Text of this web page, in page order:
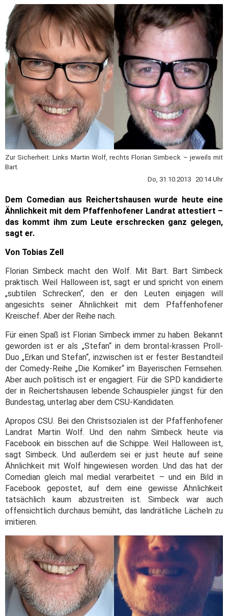
Zur Sicherheit: Links Martin Wolf, rechts Florian Simbeck – jeweils mit
Bart.
Do, 31.10.2013 20:14 Uhr
Dem Comedian aus Reichertshausen wurde heute eine
Ähnlichkeit mit dem Pfaffenhofener Landrat attestiert –
das kommt ihm zum Leute erschrecken ganz gelegen,
sagt er.
Von Tobias Zell
Florian Simbeck macht den Wolf. Mit Bart. Bart Simbeck
praktisch. Weil Halloween ist, sagt er und spricht von einem
„subtilen Schrecken“, den er den Leuten einjagen will
angesichts seiner Ähnlichkeit mit dem Pfaffenhofener
Kreischef. Aber der Reihe nach.
Für einen Spaß ist Florian Simbeck immer zu haben. Bekannt
geworden ist er als „Stefan“ in dem brontal-krassen Proll-
Duo „Erkan und Stefan“, inzwischen ist er fester Bestandteil
der Comedy-Reihe „Die Komiker“ im Bayerischen Fernsehen.
Aber auch politisch ist er engagiert. Für die SPD kandidierte
der in Reichertshausen lebende Schauspieler jüngst für den
Bundestag, unterlag aber dem CSU-Kandidaten.
Apropos CSU. Bei den Christsozialen ist der Pfaffenhofener
Landrat Martin Wolf. Und den nahm Simbeck heute via
Facebook ein bisschen auf die Schippe. Weil Halloween ist,
sagt Simbeck. Und außerdem sei er just heute auf seine
Ähnlichkeit mit Wolf hingewiesen worden. Und das hat der
Comedian gleich mal medial verarbeitet – und ein Bild in
Facebook gepostet, auf dem eine gewisse Ähnlichkeit
tatsächlich kaum abzustreiten ist. Simbeck war auch
offensichtlich durchaus bemüht, das landrätliche Lächeln zu
imitieren.